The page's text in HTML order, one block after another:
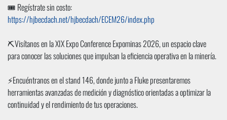
🎟️ Regístrate sin costo:
https://hjbecdach.net/hjbecdach/ECEM26/index.php
⛏️Visítanos en la XIX Expo Conference Expominas 2026, un espacio clave
para conocer las soluciones que impulsan la eficiencia operativa en la minería.
⚡Encuéntranos en el stand 146, donde junto a Fluke presentaremos
herramientas avanzadas de medición y diagnóstico orientadas a optimizar la
continuidad y el rendimiento de tus operaciones.